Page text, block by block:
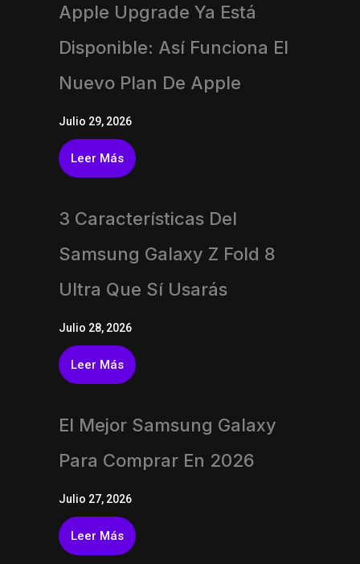
Apple Upgrade Ya Está
Disponible: Así Funciona El
Nuevo Plan De Apple
Julio 29, 2026
Leer Más
3 Características Del
Samsung Galaxy Z Fold 8
Ultra Que Sí Usarás
Julio 28, 2026
Leer Más
El Mejor Samsung Galaxy
Para Comprar En 2026
Julio 27, 2026
Leer Más